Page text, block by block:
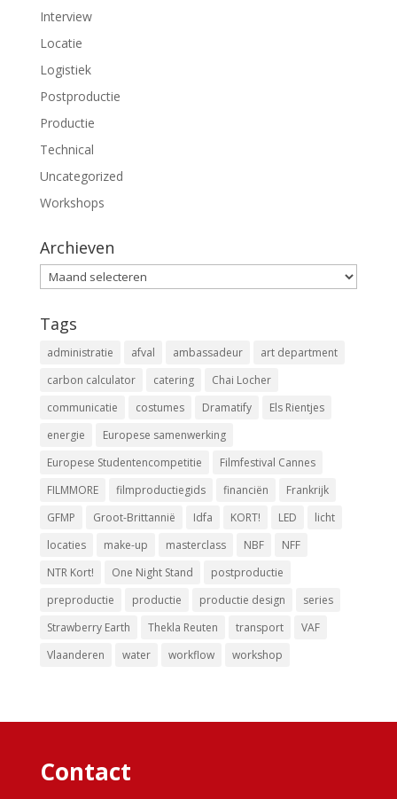
Interview
Locatie
Logistiek
Postproductie
Productie
Technical
Uncategorized
Workshops
Archieven
Archieven
Tags
administratie afval ambassadeur
art department
carbon calculator
catering
Chai Locher
communicatie
costumes Dramatify
Els Rientjes
energie
Europese samenwerking
Europese Studentencompetitie
Filmfestival Cannes
FILMMORE
filmproductiegids financiën
Frankrijk
GFMP
Groot-Brittannië Idfa KORT! LED
licht
locaties
make-up masterclass NBF
NFF
NTR Kort!
One Night Stand
postproductie
preproductie
productie productie design
series
Strawberry Earth
Thekla Reuten transport
VAF
Vlaanderen
water workflow workshop
Contact